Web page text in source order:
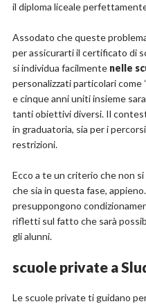
il diploma liceale
Assodato che queste
per assicurarti il certificato di
si individua facilmente nelle
personalizzati particolari come
e cinque anni uniti insieme
tanti obiettivi diversi. Il
in graduatoria, sia per i
restrizioni.
Ecco a te un criterio che non
che sia in questa fase,
presuppongono
rifletti sul fatto che sarà
gli alunni.
scuole private a
Le scuole private ti guidano